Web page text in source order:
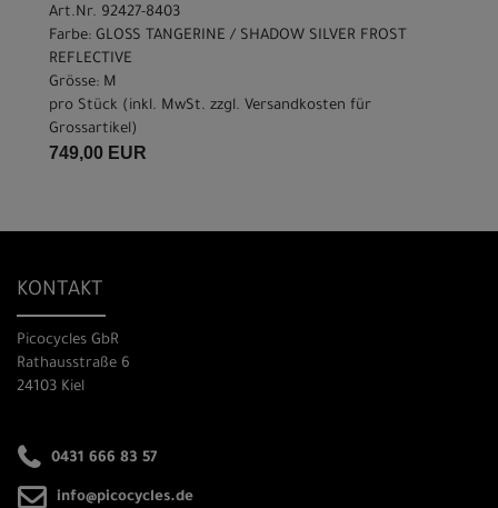
Art.Nr. 92427-8403
Farbe: GLOSS TANGERINE / SHADOW SILVER FROST
REFLECTIVE
Grösse: M
pro Stück (inkl. MwSt. zzgl. Versandkosten für
Grossartikel)
749,00 EUR
KONTAKT
Picocycles GbR
Rathausstraße 6
24103 Kiel
0431 666 83 57
info@picocycles.de